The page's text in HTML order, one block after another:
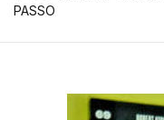
PASSO